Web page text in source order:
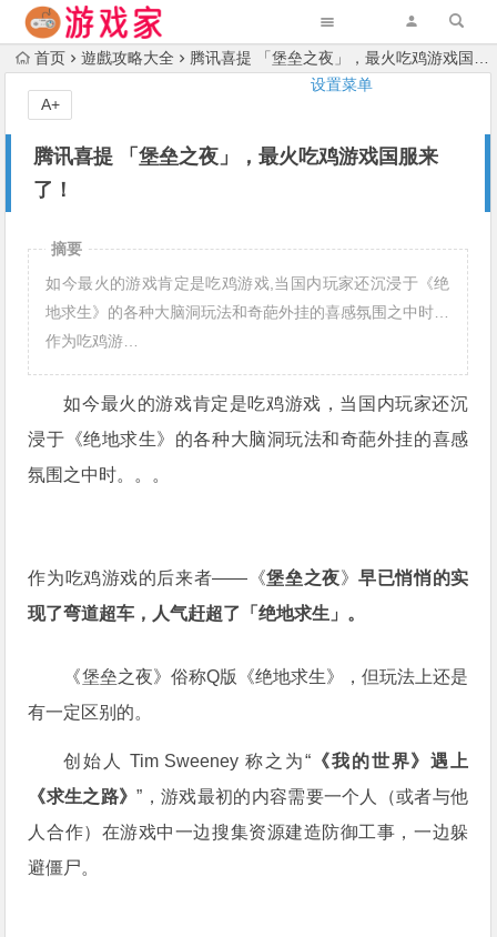
设置菜单
首页 遊戲攻略大全 腾讯喜提 「堡垒之夜」，最火吃鸡游戏国服来了！
腾讯喜提 「堡垒之夜」，最火吃鸡游戏国服来
了！
A+
摘要
如今最火的游戏肯定是吃鸡游戏,当国内玩家还沉浸于《绝
地求生》的各种大脑洞玩法和奇葩外挂的喜感氛围之中时…
作为吃鸡游…
如今最火的游戏肯定是吃鸡游戏，当国内玩家还沉
浸于《绝地求生》的各种大脑洞玩法和奇葩外挂的喜感
氛围之中时。。。
作为吃鸡游戏的后来者——《堡垒之夜》早已悄悄的实
现了弯道超车，人气赶超了「绝地求生」。
《堡垒之夜》俗称Q版《绝地求生》，但玩法上还是
有一定区别的。
创始人 Tim Sweeney 称之为“《我的世界》遇上
《求生之路》”，游戏最初的内容需要一个人（或者与他
人合作）在游戏中一边搜集资源建造防御工事，一边躲
避僵尸。